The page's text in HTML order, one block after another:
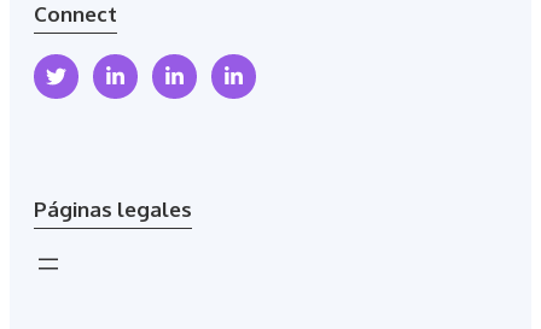
Connect
Páginas legales